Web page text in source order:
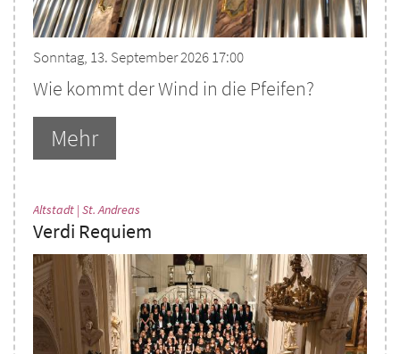
Sonntag, 13. September 2026 17:00
Wie kommt der Wind in die Pfeifen?
Mehr
Altstadt | St. Andreas
Verdi Requiem